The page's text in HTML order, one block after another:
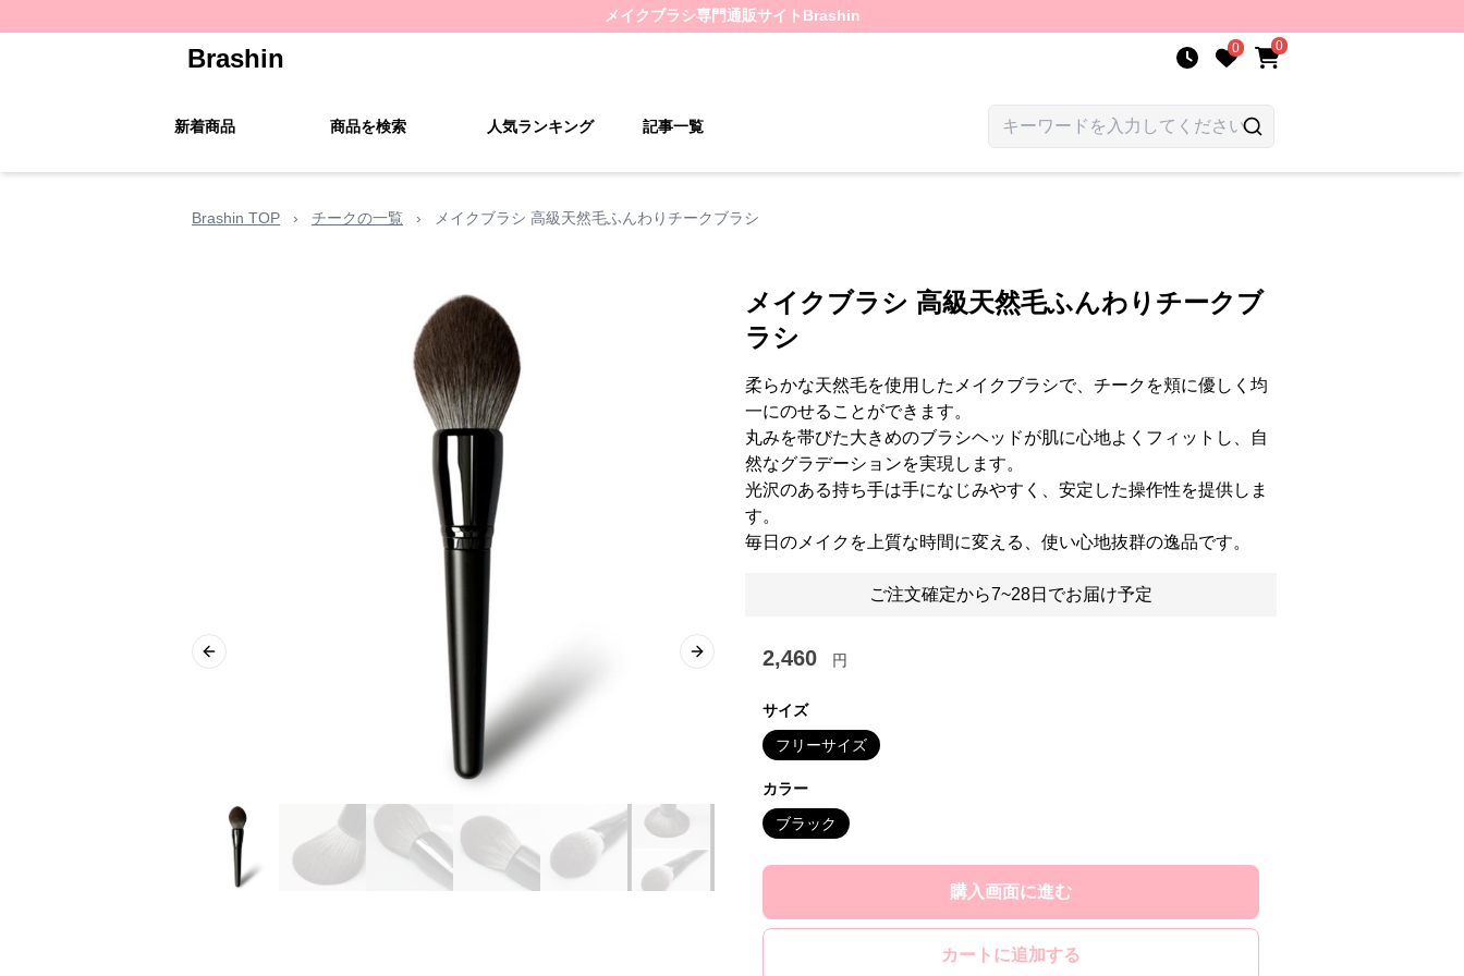
メイクブラシ専門通販サイト Brashin
Brashin 0 0
新着商品 商品を検索 人気ランキング 記事一覧
Brashin TOP › チークの一覧 › メイクブラシ 高級天然毛ふんわりチークブラシ
Previous slide Next slide
メイクブラシ 高級天然毛ふんわりチークブ
ラシ
柔らかな天然毛を使用したメイクブラシで、チークを頬に優しく均
一にのせることができます。
丸みを帯びた大きめのブラシヘッドが肌に心地よくフィットし、自
然なグラデーションを実現します。
光沢のある持ち手は手になじみやすく、安定した操作性を提供しま
す。
毎日のメイクを上質な時間に変える、使い心地抜群の逸品です。
ご注文確定から7~28日でお届け予定
2,460 円
サイズ
フリーサイズ
カラー
ブラック
購入画面に進む
カートに追加する